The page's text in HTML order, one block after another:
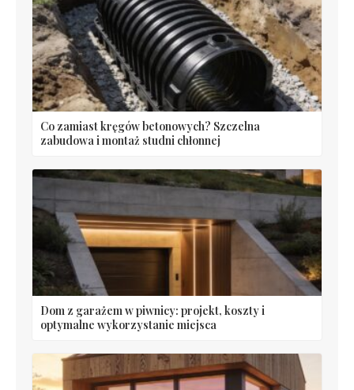
Co zamiast kręgów betonowych? Szczelna
zabudowa i montaż studni chłonnej
Dom z garażem w piwnicy: projekt, koszty i
optymalne wykorzystanie miejsca